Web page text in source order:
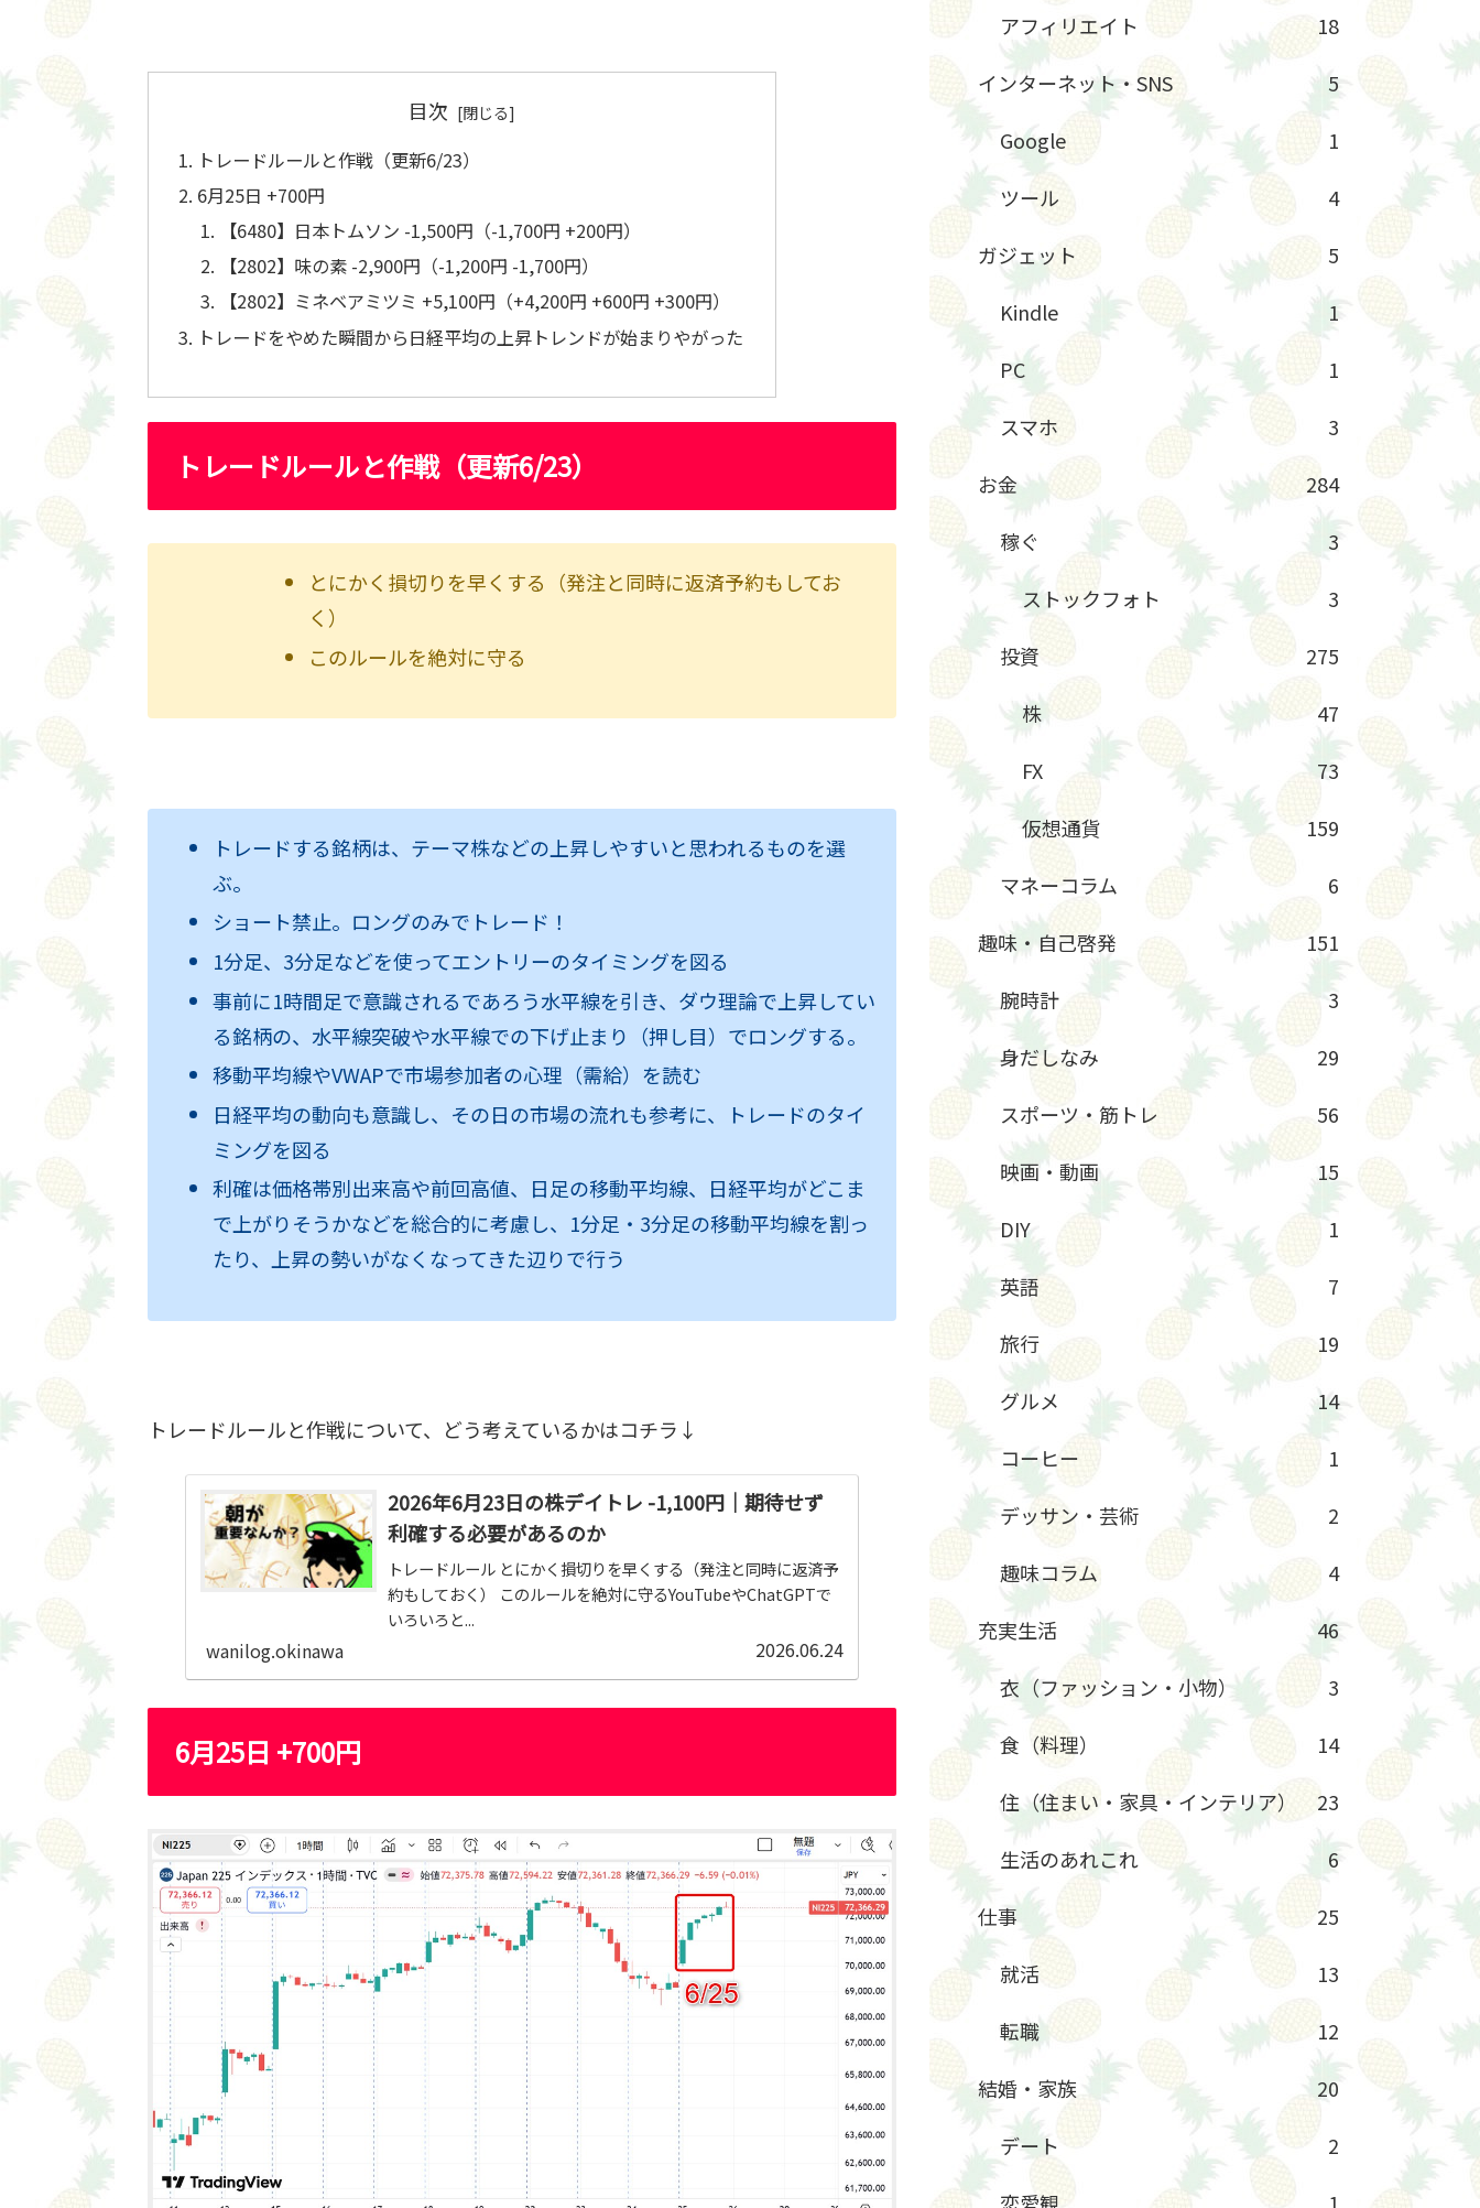
目次
トレードルールと作戦（更新6/23）
6月25日 +700円
【6480】日本トムソン -1,500円（-1,700円 +200円）
【2802】味の素 -2,900円（-1,200円 -1,700円）
【2802】ミネベアミツミ +5,100円（+4,200円 +600円 +300円）
トレードをやめた瞬間から日経平均の上昇トレンドが始まりやがった
トレードルールと作戦（更新6/23）
とにかく損切りを早くする（発注と同時に返済予約もしてお
く）
このルールを絶対に守る
トレードする銘柄は、テーマ株などの上昇しやすいと思われるものを選
ぶ。
ショート禁止。ロングのみでトレード！
1分足、3分足などを使ってエントリーのタイミングを図る
事前に1時間足で意識されるであろう水平線を引き、ダウ理論で上昇してい
る銘柄の、水平線突破や水平線での下げ止まり（押し目）でロングする。
移動平均線やVWAPで市場参加者の心理（需給）を読む
日経平均の動向も意識し、その日の市場の流れも参考に、トレードのタイ
ミングを図る
利確は価格帯別出来高や前回高値、日足の移動平均線、日経平均がどこま
で上がりそうかなどを総合的に考慮し、1分足・3分足の移動平均線を割っ
たり、上昇の勢いがなくなってきた辺りで行う
トレードルールと作戦について、どう考えているかはコチラ↓
2026年6月23日の株デイトレ -1,100円｜期待せず
利確する必要があるのか
トレードルール とにかく損切りを早くする（発注と同時に返済予
約もしておく） このルールを絶対に守るYouTubeやChatGPTで
いろいろと...
wanilog.okinawa 2026.06.24
6月25日 +700円
アフィリエイト
18
インターネット・SNS
5
Google
1
ツール
4
ガジェット
5
Kindle
1
PC
1
スマホ
3
お金
284
稼ぐ
3
ストックフォト
3
投資
275
株
47
FX
73
仮想通貨
159
マネーコラム
6
趣味・自己啓発
151
腕時計
3
身だしなみ
29
スポーツ・筋トレ
56
映画・動画
15
DIY
1
英語
7
旅行
19
グルメ
14
コーヒー
1
デッサン・芸術
2
趣味コラム
4
充実生活
46
衣（ファッション・小物）
3
食（料理）
14
住（住まい・家具・インテリア）
23
生活のあれこれ
6
仕事
25
就活
13
転職
12
結婚・家族
20
デート
2